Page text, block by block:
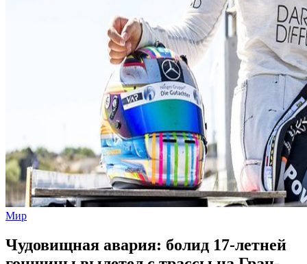
Мир
Чудовищная авария: болид 17-летней